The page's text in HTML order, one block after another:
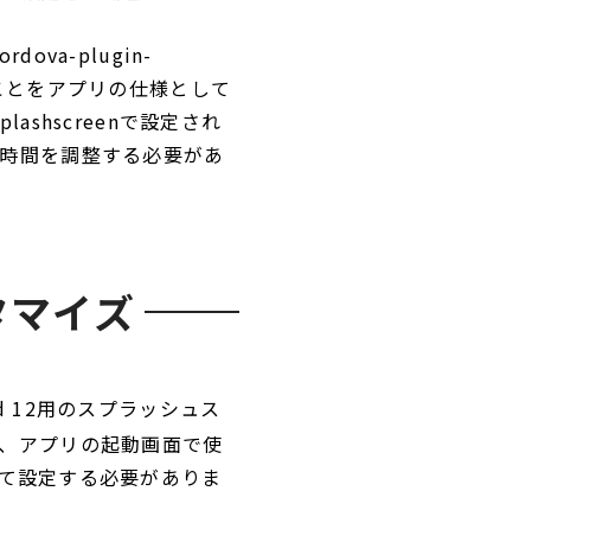
plugin-
をアプリの仕様として
で設定され
間を調整する必要があ
イズ
用のスプラッシュス
アプリの起動画面で使
設定する必要がありま